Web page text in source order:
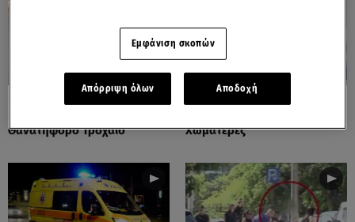
Πόρτο Ράφτη: Bίντεο
Θανατηφόρο Τροχαίο
Πάρος: Τα Διάσπαρτα Φυτίλια
Χωματερές
Εμφάνιση σκοπών
Απόρριψη όλων Αποδοχή